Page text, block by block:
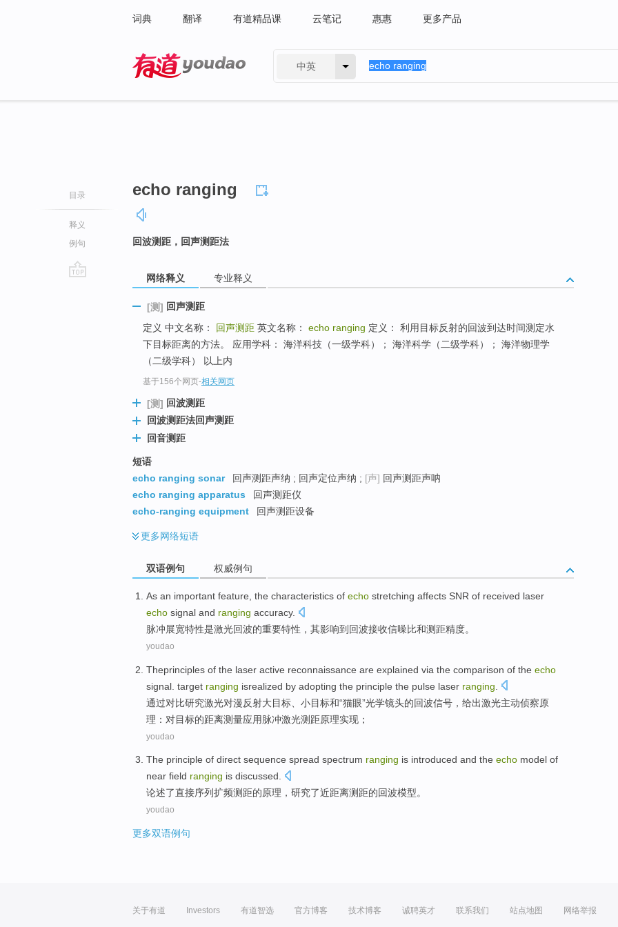
词典 翻译 有道精品课 云笔记 惠惠 更多产品
中英
目录
释义
例句
echo ranging
回波测距，回声测距法
网络释义 专业释义
[测] 回声测距
定义 中文名称： 回声测距 英文名称： echo ranging 定义： 利用目标反射的回波到达时间测定水
下目标距离的方法。 应用学科： 海洋科技（一级学科）； 海洋科学（二级学科）； 海洋物理学
（二级学科） 以上内
基于156个网页-相关网页
[测] 回波测距
回波测距法回声测距
回音测距
短语
echo ranging sonar
回声测距声纳 ; 回声定位声纳 ; [声] 回声测距声呐
echo ranging apparatus
回声测距仪
echo-ranging equipment
回声测距设备
更多网络短语
双语例句 权威例句
As an important feature the characteristics of echo stretching affects SNR of received laser
echo signal and ranging accuracy.
脉冲展宽特性是激光回波的重要特性 ， 其影响到 回波接收信噪比和测距精度。
youdao
Theprinciples of the laser active reconnaissance are explained via the comparison of the echo
signal. target ranging isrealized by adopting the principle the pulse laser ranging
通过对比研究激光对漫反射大目标 、小目标和“猫眼”光学镜头的回波信号，给出激光主动侦察原
理 ： 对目标的距离测量应用 脉冲激光测距原理实现；
youdao
The principle of direct sequence spread spectrum ranging is introduced and the echo model of
near field ranging is discussed.
论述了直接序列扩频测距的原理 ，研究了近距离测距的回波模型。
youdao
更多双语例句
关于有道 Investors 有道智选 官方博客 技术博客 诚聘英才 联系我们 站点地图 网络举报